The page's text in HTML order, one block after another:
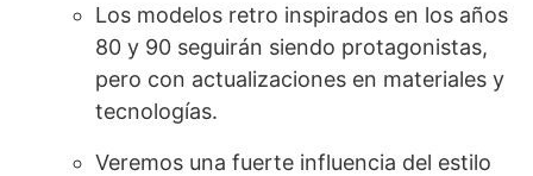
Los modelos retro inspirados en los años
80 y 90 seguirán siendo protagonistas,
pero con actualizaciones en materiales y
tecnologías.
Veremos una fuerte influencia del estilo